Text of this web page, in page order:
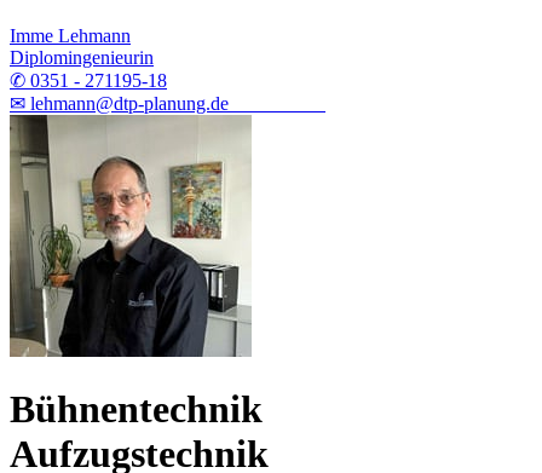
Imme Lehmann
Diplomingenieurin
✆ 0351 - 271195-18
✉ lehmann@dtp-planung.de
Bühnentechnik
Aufzugstechnik